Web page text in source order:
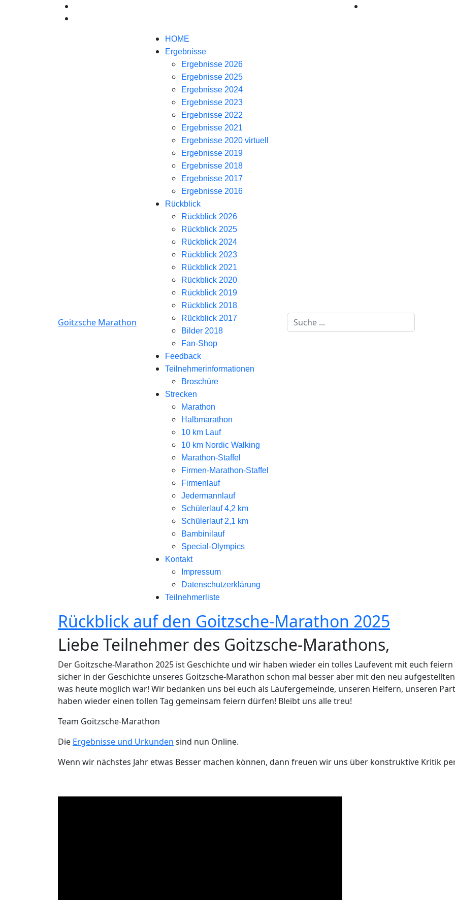
Goitzsche Marathon
HOME
Ergebnisse
Ergebnisse 2026
Ergebnisse 2025
Ergebnisse 2024
Ergebnisse 2023
Ergebnisse 2022
Ergebnisse 2021
Ergebnisse 2020 virtuell
Ergebnisse 2019
Ergebnisse 2018
Ergebnisse 2017
Ergebnisse 2016
Rückblick
Rückblick 2026
Rückblick 2025
Rückblick 2024
Rückblick 2023
Rückblick 2021
Rückblick 2020
Rückblick 2019
Rückblick 2018
Rückblick 2017
Bilder 2018
Fan-Shop
Feedback
Teilnehmerinformationen
Broschüre
Strecken
Marathon
Halbmarathon
10 km Lauf
10 km Nordic Walking
Marathon-Staffel
Firmen-Marathon-Staffel
Firmenlauf
Jedermannlauf
Schülerlauf 4,2 km
Schülerlauf 2,1 km
Bambinilauf
Special-Olympics
Kontakt
Impressum
Datenschutzerklärung
Teilnehmerliste
Suchen
Rückblick auf den Goitzsche-Marathon 2025
Liebe Teilnehmer des Goitzsche-Marathons,
Der Goitzsche-Marathon 2025 ist Geschichte und wir haben wieder ein tolles Laufevent mit euch
sicher in der Geschichte unseres Goitzsche-Marathon schon mal besser aber mit den neu
was heute möglich war! Wir bedanken uns bei euch als Läufergemeinde, unseren Helfern, unseren
haben wieder einen tollen Tag gemeinsam feiern dürfen! Bleibt uns alle treu!
Team Goitzsche-Marathon
Die Ergebnisse und Urkunden sind nun Online.
Wenn wir nächstes Jahr etwas Besser machen können, dann freuen wir uns über konstruktive Kritik